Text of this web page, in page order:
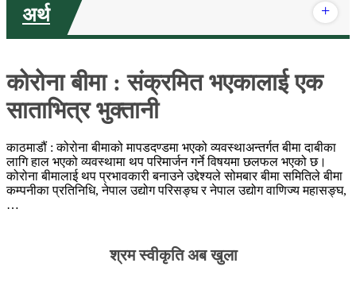
अर्थ +
कोरोना बीमा : संक्रमित भएकालाई एक
साताभित्र भुक्तानी
काठमाडौं : कोरोना बीमाको मापडदण्डमा भएको व्यवस्थाअन्तर्गत बीमा दाबीका
लागि हाल भएको व्यवस्थामा थप परिमार्जन गर्ने विषयमा छलफल भएको छ।
कोरोना बीमालाई थप प्रभावकारी बनाउने उद्देश्यले सोमबार बीमा समितिले बीमा
कम्पनीका प्रतिनिधि, नेपाल उद्योग परिसङ्घ र नेपाल उद्योग वाणिज्य महासङ्घ,
…
श्रम स्वीकृति अब खुला